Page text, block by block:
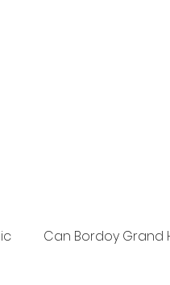
Beratung in den
PR im Print Bereich, Events
Can Bordoy Grand